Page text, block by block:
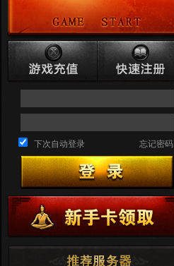
下次自动登录 忘记密码